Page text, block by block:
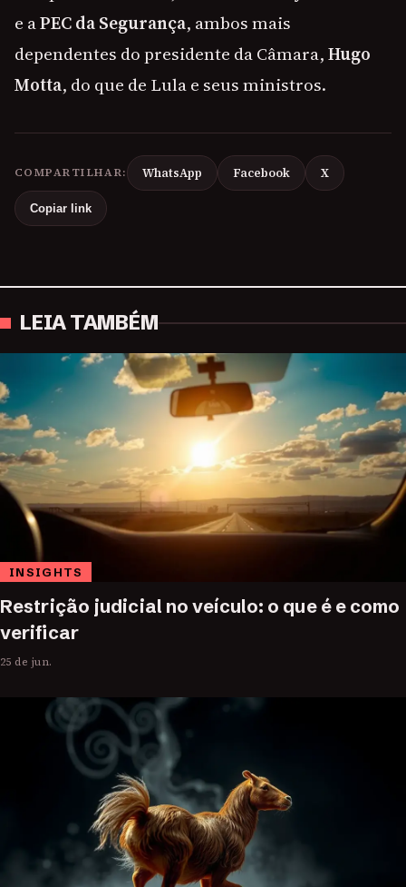
e aPEC da Segurança, ambos mais
dependentes do presidente da Câmara,Hugo
Motta, do que de Lula e seus ministros.
COMPARTILHAR: WhatsApp Facebook X
Copiar link
LEIA TAMBÉM
INSIGHTS
Restrição judicial no veículo: o que é e como
verificar
25 de jun.